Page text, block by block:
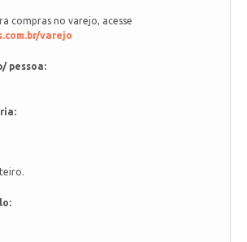
compras no varejo, acesse
varejo
pessoa: